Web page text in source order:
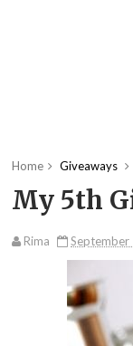
Home Giveaways
My 5th
Rima September